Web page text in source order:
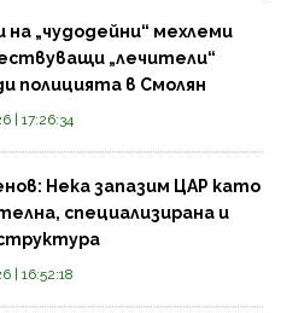
на „чудодейни“ мехлеми
„лечители“
полицията в Смолян
| 17:26:34
Нека запазим ЦАР като
специализирана и
| 16:52:18